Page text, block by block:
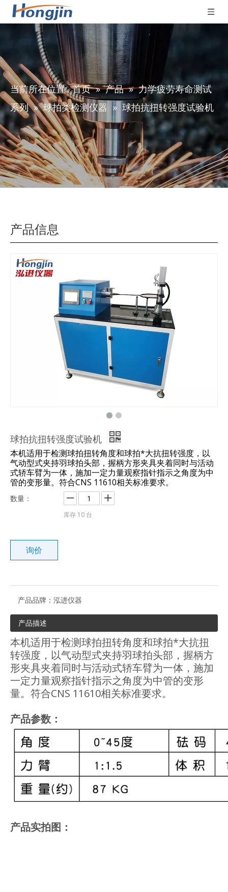
当前所在位置: 首页 » 产品 » 力学疲劳寿命测试
系列 » 球拍类检测仪器 » 球拍抗扭转强度试验机
产品信息
球拍抗扭转强度试验机
本机适用于检测球拍扭转角度和球拍*大抗扭转强度，以
气动型式夹持羽球拍头部，握柄方形夹具夹着同时与活动
式轿车臂为一体，施加一定力量观察指针指示之角度为中
管的变形量。符合CNS 11610相关标准要求。
数量：
库存 10 台
询价
产品品牌： 泓进仪器
产品描述
本机适用于检测球拍扭转角度和球拍*大抗扭
转强度，以气动型式夹持羽球拍头部，握柄方
形夹具夹着同时与活动式轿车臂为一体，施加
一定力量观察指针指示之角度为中管的变形
量。符合CNS 11610相关标准要求。
产品参数：
产品实拍图：